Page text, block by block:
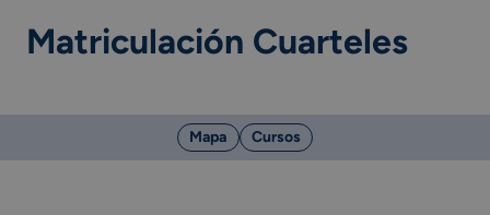
Matriculación Cuarteles
Mapa Cursos